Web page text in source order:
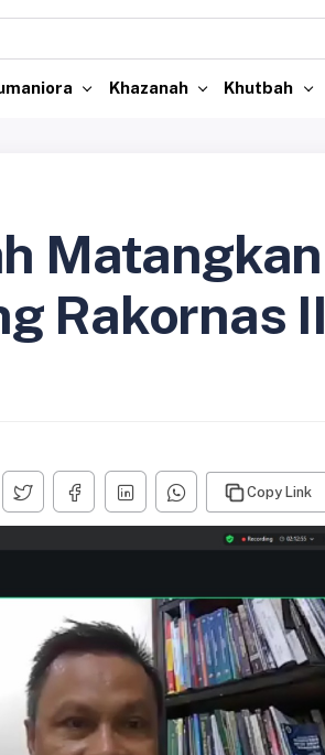
Khazanah Khutbah
Matangkan
Rakornas II
Copy Link